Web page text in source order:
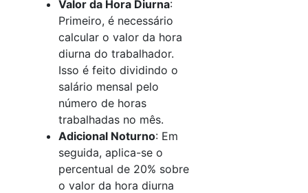
Valor da Hora Diurna:
Primeiro, é necessário
calcular o valor da hora
diurna do trabalhador.
Isso é feito dividindo o
salário mensal pelo
número de horas
trabalhadas no mês.
Adicional Noturno: Em
seguida, aplica-se o
percentual de 20% sobre
o valor da hora diurna